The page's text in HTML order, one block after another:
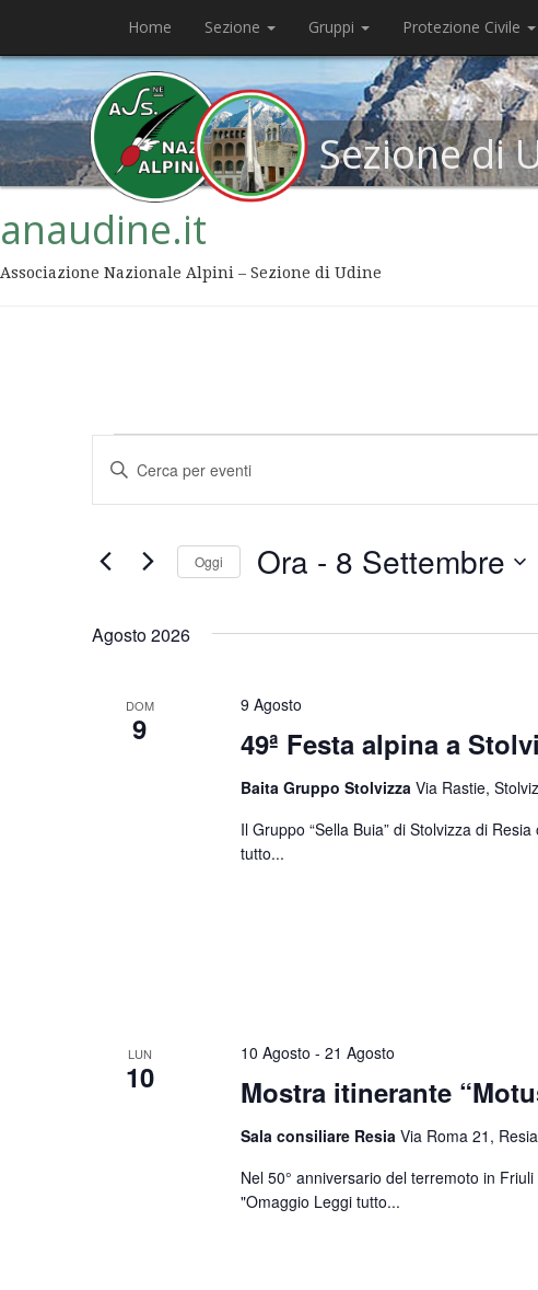
Home Sezione Gruppi Protezione Civile
Sezione di
anaudine.it
Associazione Nazionale Alpini – Sezione di Udine
Eventi
Ricerca
viste
Inserisci
Parola
Chiave.
per
Oggi Ora - 8 Settembre
data.
Agosto 2026
DOM
9 49ª Festa alpina a
9 Agosto
Baita Gruppo Stolvizza Via Rastie,
Il Gruppo “Sella Buia” di Stolvizza di
tutto...
LUN
10 Mostra itinerante
10 Agosto - 21 Agosto
Sala consiliare Resia Via Roma 21, Resia
Nel 50° anniversario del terremoto in
"Omaggio Leggi tutto...